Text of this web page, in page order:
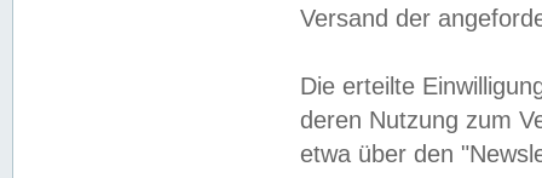
Versand der
Die erteilte
deren Nutzung zum
etwa über den